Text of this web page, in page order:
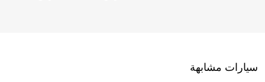
سيارات مشابهة